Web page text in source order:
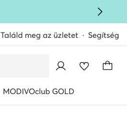
Találd meg az üzletet Segítség
MODIVOclub GOLD